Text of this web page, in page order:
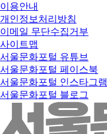
이용안내
개인정보처리방침
이메일 무단수집거부
사이트맵
서울문화포털 유튜브
서울문화포털 페이스북
서울문화포털 인스타그램
서울문화포털 블로그